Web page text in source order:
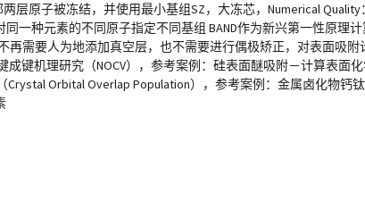
两层原子被冻结，并使用最小基组SZ，大冻芯，Numerical
一种元素的不同原子指定不同基组 BAND作为新兴第一性原理
再需要人为地添加真空层，也不需要进行偶极矫正，对表面吸
成键机理研究（NOCV），参考案例：硅表面醚吸附－计算表面
Crystal Orbital Overlap Population），参考案例：金属卤化物钙